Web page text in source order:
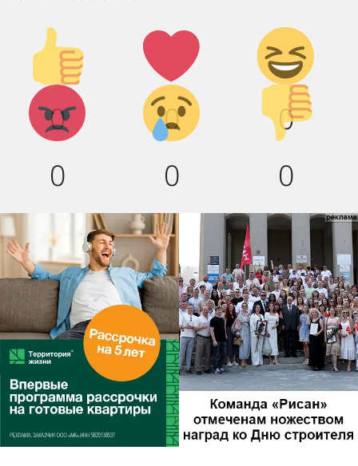
Палец
вверх!
0
Лайк!
0
Дикий
смех!
0
Агрессия!
0
Грусть :
(
0
Палец
вниз!
0